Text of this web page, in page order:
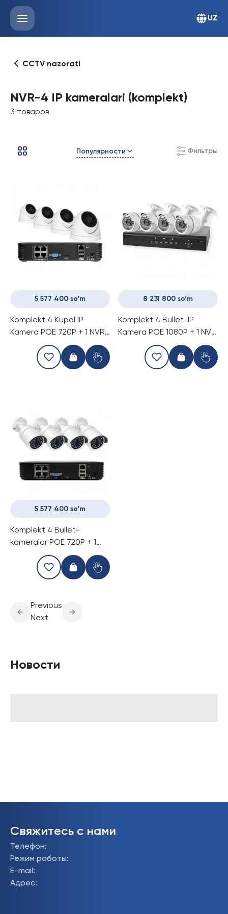
UZ
CCTV nazorati
NVR-4 IP kameralari (komplekt)
3 товаров
Популярности Фильтры
5 577 400 so‘m
Komplekt 4 Kupol IP
Kamera POE 720P + 1 NVR
8 231 800 so‘m
Komplekt 4 Bullet-IP
Kamera POE 1080P + 1 NVR
5 577 400 so‘m
Komplekt 4 Bullet-
kameralar POE 720P + 1
NVR POE
Previous
Next
Новости
Свяжитесь с нами
Телефон:
Режим работы:
E-mail :
Адрес: